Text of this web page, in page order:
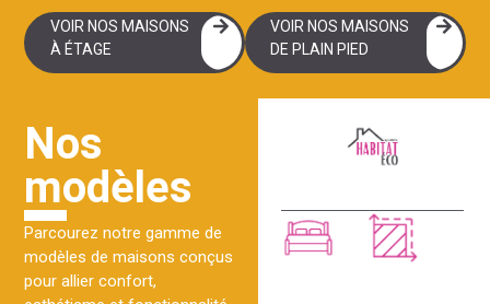
VOIR NOS MAISONS
À ÉTAGE
VOIR NOS MAISONS
DE PLAIN PIED
Nos
modèles
Parcourez notre gamme de
modèles de maisons conçus
pour allier confort,